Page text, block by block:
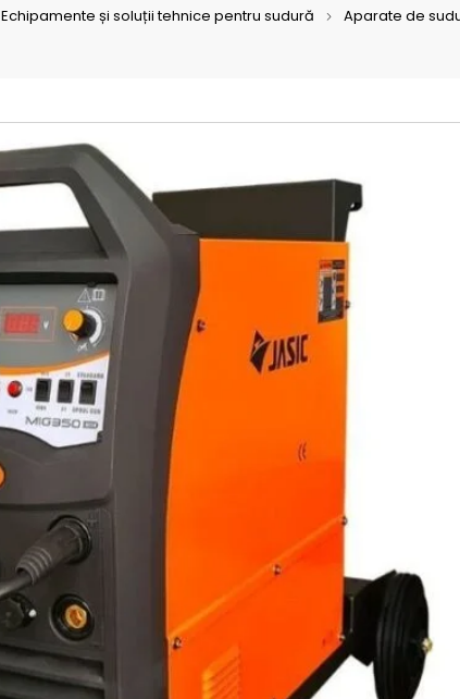
Echipamente și soluții tehnice pentru sudură Aparate de